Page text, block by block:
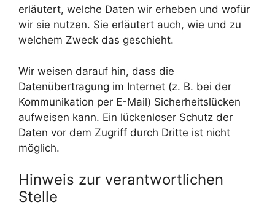
erläutert, welche Daten wir erheben und wofür
wir sie nutzen. Sie erläutert auch, wie und zu
welchem Zweck das geschieht.
Wir weisen darauf hin, dass die
Datenübertragung im Internet (z. B. bei der
Kommunikation per E-Mail) Sicherheitslücken
aufweisen kann. Ein lückenloser Schutz der
Daten vor dem Zugriff durch Dritte ist nicht
möglich.
Hinweis zur verantwortlichen
Stelle